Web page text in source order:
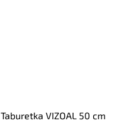
Taburetka VIZOAL 50 cm